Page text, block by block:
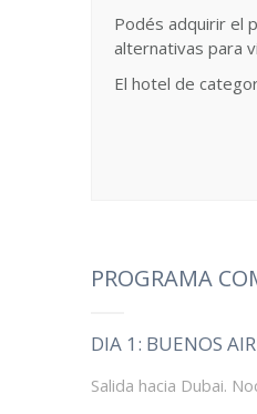
Podés adquirir el
alternativas para
El hotel de
PROGRAMA
DIA 1: BUENOS
Salida hacia Dubai.